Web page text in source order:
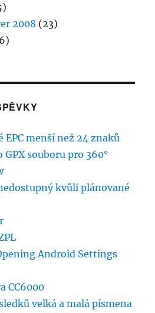
2008 (23)
EPC menší než 24 znaků
souboru pro 360°
kvůli plánované
Android Settings
CC6000
velká a malá písmena